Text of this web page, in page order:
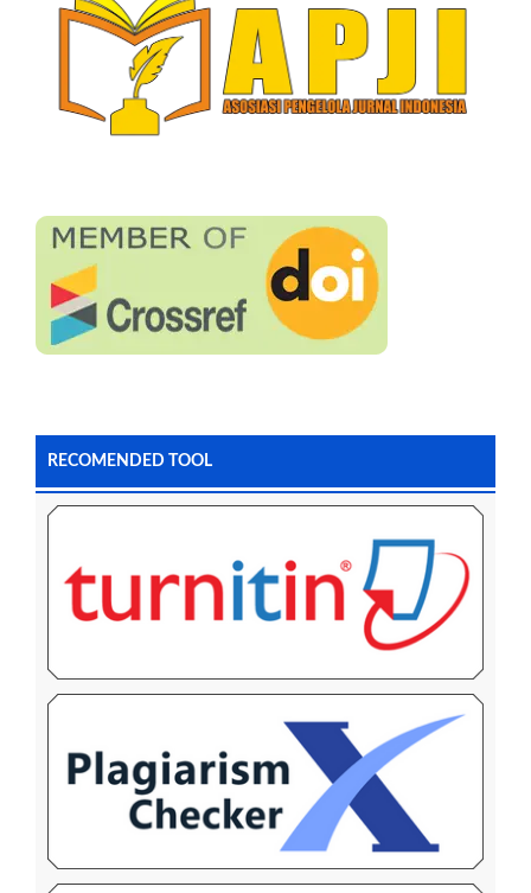
RECOMENDED TOOL